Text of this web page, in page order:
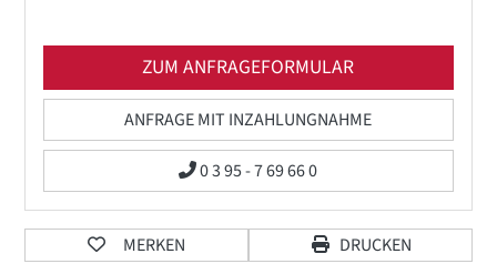
ZUM ANFRAGEFORMULAR
ANFRAGE MIT INZAHLUNGNAHME
0 3 95 - 7 69 66 0
MERKEN DRUCKEN